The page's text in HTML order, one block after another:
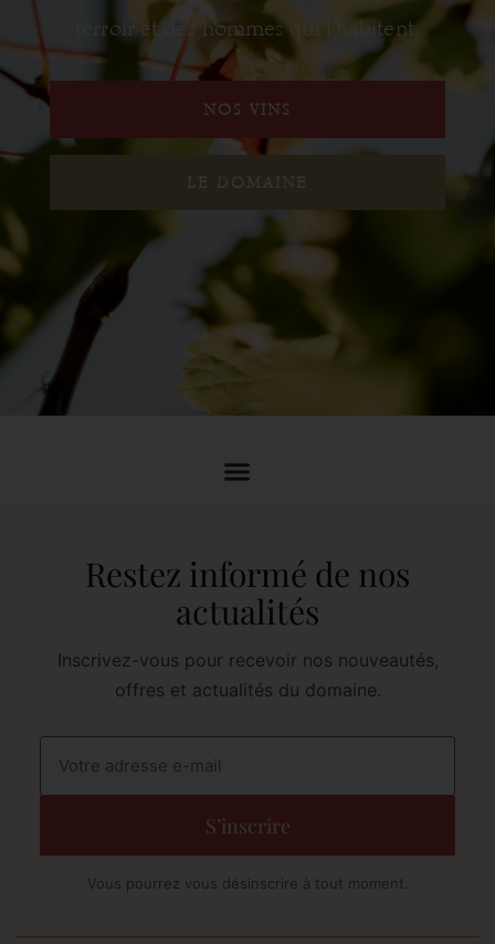
terroir et des hommes qui l’habitent.
NOS VINS
LE DOMAINE
Restez informé de nos
actualités
Inscrivez-vous pour recevoir nos nouveautés,
offres et actualités du domaine.
Vous pourrez vous désinscrire à tout moment.